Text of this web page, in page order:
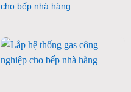
cho bếp nhà hàng